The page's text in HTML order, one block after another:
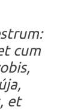
cum
et